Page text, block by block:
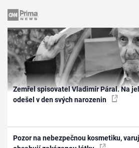
Zemřel spisovatel Vladimír Páral. Na
odešel v den svých narozenin
Pozor na nebezpečnou kosmetiku,